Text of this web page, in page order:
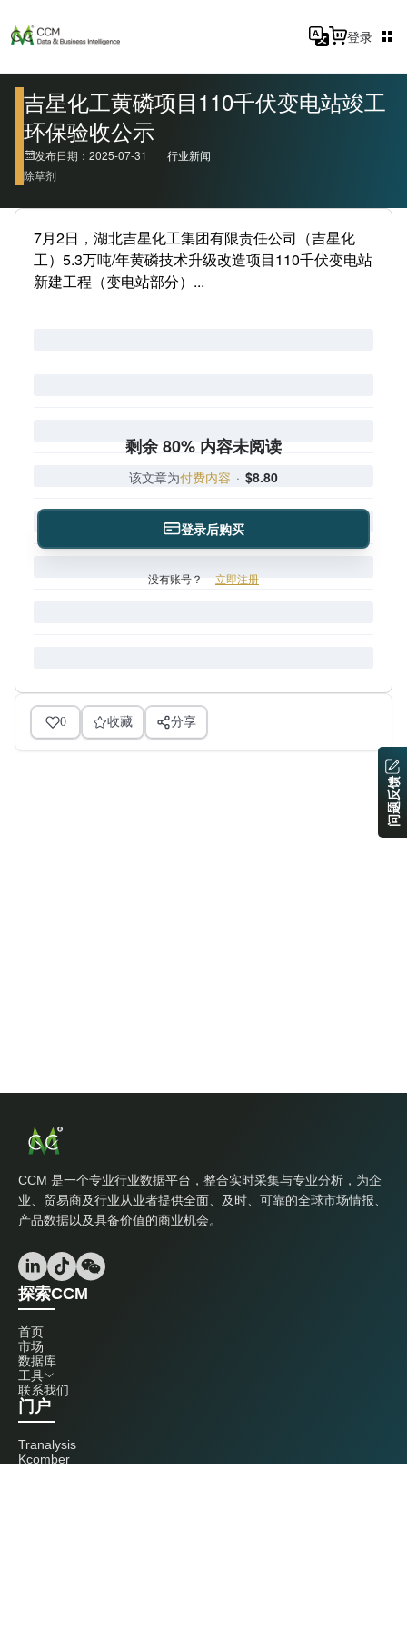
登录
吉星化工黄磷项目110千伏变电站竣工
环保验收公示
发布日期：2025-07-31
行业新闻
除草剂
7月2日，湖北吉星化工集团有限责任公司（吉星化
工）5.3万吨/年黄磷技术升级改造项目110千伏变电站
新建工程（变电站部分）...
剩余 80% 内容未阅读
该文章为付费内容 · $8.80
登录后购买
没有账号？ 立即注册
0 收藏 分享
CCM 是一个专业行业数据平台，整合实时采集与专业分析，为企
业、贸易商及行业从业者提供全面、及时、可靠的全球市场情报、
产品数据以及具备价值的商业机会。
探索CCM
首页
市场
数据库
工具
联系我们
门户
Tranalysis
Kcomber
问题反馈